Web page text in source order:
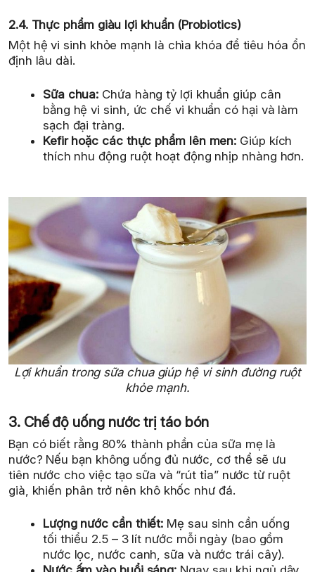
2.4. Thực phẩm giàu lợi khuẩn (Probiotics)
Một hệ vi sinh khỏe mạnh là chìa khóa để tiêu hóa ổn
định lâu dài.
Sữa chua: Chứa hàng tỷ lợi khuẩn giúp cân
bằng hệ vi sinh, ức chế vi khuẩn có hại và làm
sạch đại tràng.
Kefir hoặc các thực phẩm lên men: Giúp kích
thích nhu động ruột hoạt động nhịp nhàng hơn.
Lợi khuẩn trong sữa chua giúp hệ vi sinh đường ruột
khỏe mạnh.
3. Chế độ uống nước trị táo bón
Bạn có biết rằng 80% thành phần của sữa mẹ là
nước? Nếu bạn không uống đủ nước, cơ thể sẽ ưu
tiên nước cho việc tạo sữa và “rút tỉa” nước từ ruột
già, khiến phân trở nên khô khốc như đá.
Lượng nước cần thiết: Mẹ sau sinh cần uống
tối thiểu 2.5 – 3 lít nước mỗi ngày (bao gồm
nước lọc, nước canh, sữa và nước trái cây).